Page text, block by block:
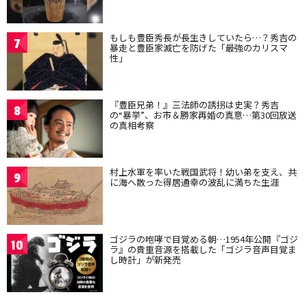
7 もしも豊臣秀長が長生きしていたら…？秀吉の
暴走と豊臣家滅亡を防げた「最強のカリスマ
性」
8 『豊臣兄弟！』三法師の誘拐は史実？秀吉
の“暴挙”、お市＆勝家再婚の真意…第30回放送
の真相考察
9 村上水軍を率いた戦国武将！幼い弟を支え、共
に海へ散った得居通幸の波乱に満ちた生涯
10 ゴジラの咆哮で目覚める朝…1954年公開『ゴジ
ラ』の貴重音源を搭載した「ゴジラ音声目覚ま
し時計」が新発売